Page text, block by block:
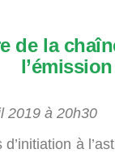
de la
2019 à 20h30
à